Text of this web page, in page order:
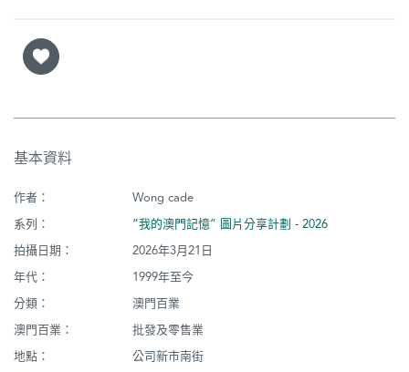
街
基本資料
作者：
Wong cade
系列：
“我的澳門記憶” 圖片分享計劃 - 2026
拍攝日期：
2026年3月21日
年代：
1999年至今
分類：
澳門百業
澳門百業：
批發及零售業
地點：
公司新市南街